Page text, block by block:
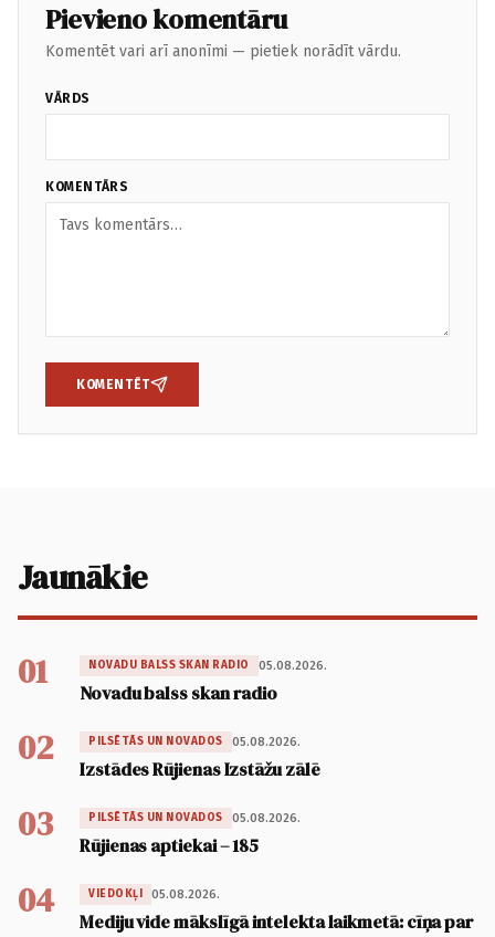
Pievieno komentāru
Komentēt vari arī anonīmi — pietiek norādīt vārdu.
VĀRDS
KOMENTĀRS
KOMENTĒT
Jaunākie
01 NOVADU BALSS SKAN RADIO 05.08.2026.
Novadu balss skan radio
02 PILSĒTĀS UN NOVADOS 05.08.2026.
Izstādes Rūjienas Izstāžu zālē
03 PILSĒTĀS UN NOVADOS 05.08.2026.
Rūjienas aptiekai – 185
04 VIEDOKĻI 05.08.2026.
Mediju vide mākslīgā intelekta laikmetā: cīņa par